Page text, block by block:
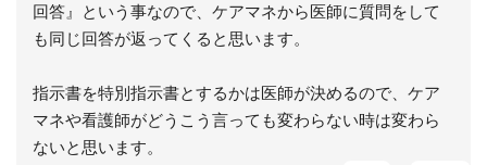
回答』という事なので、ケアマネから医師に質問をして
も同じ回答が返ってくると思います。
指示書を特別指示書とするかは医師が決めるので、ケア
マネや看護師がどうこう言っても変わらない時は変わら
ないと思います。